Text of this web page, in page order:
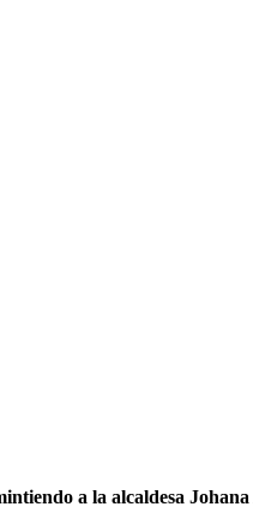
a la alcaldesa